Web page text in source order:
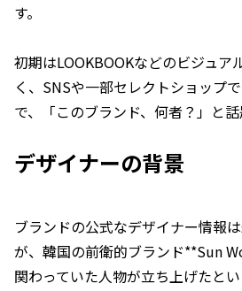
す。
初期はLOOKBOOKなどのビジュア
く、SNSや一部セレクトショップ
で、「このブランド、何者？」と話
デザイナーの背景
ブランドの公式なデザイナー情報
が、韓国の前衛的ブランド**Sun
関わっていた人物が立ち上げたとい